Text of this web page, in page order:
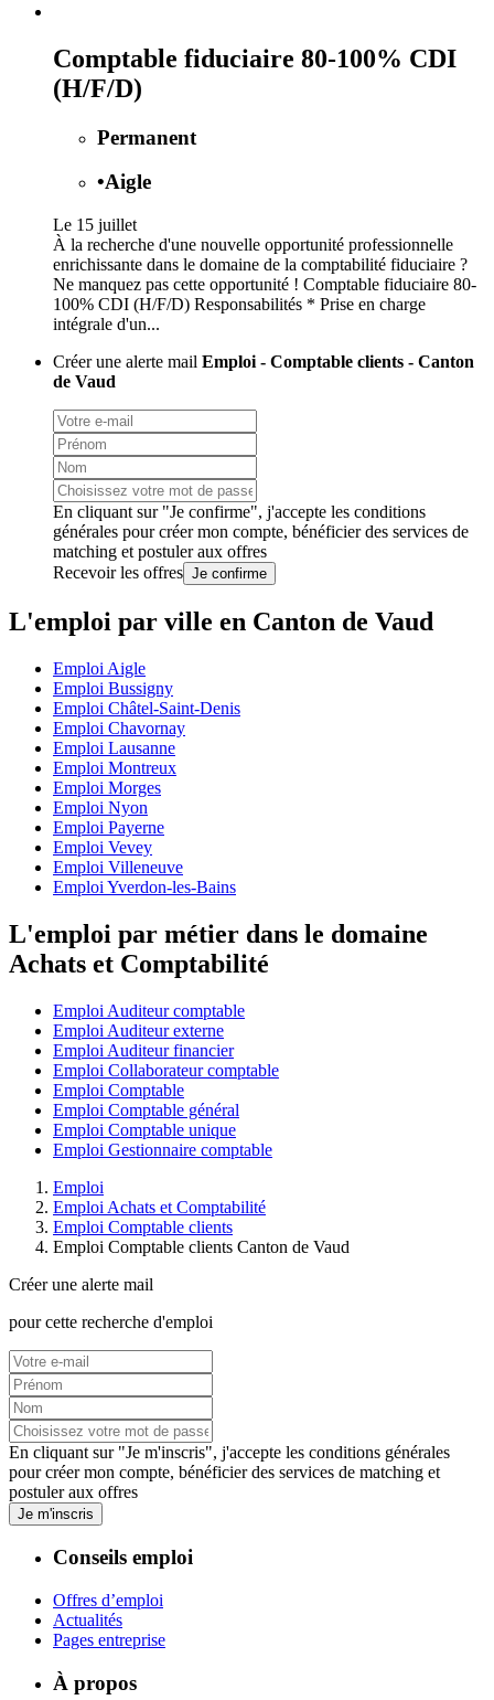
Comptable fiduciaire 80-100% CDI
(H/F/D)
Permanent
•Aigle
Le 15 juillet
À la recherche d'une nouvelle opportunité professionnelle
enrichissante dans le domaine de la comptabilité fiduciaire ?
Ne manquez pas cette opportunité ! Comptable fiduciaire 80-
100% CDI (H/F/D) Responsabilités * Prise en charge
intégrale d'un...
Créer une alerte mail Emploi - Comptable clients - Canton
de Vaud
En cliquant sur "Je confirme", j'accepte les conditions
générales pour créer mon compte, bénéficier des services de
matching et postuler aux offres
Recevoir les offres Je confirme
L'emploi par ville en Canton de Vaud
Emploi Aigle
Emploi Bussigny
Emploi Châtel-Saint-Denis
Emploi Chavornay
Emploi Lausanne
Emploi Montreux
Emploi Morges
Emploi Nyon
Emploi Payerne
Emploi Vevey
Emploi Villeneuve
Emploi Yverdon-les-Bains
L'emploi par métier dans le domaine
Achats et Comptabilité
Emploi Auditeur comptable
Emploi Auditeur externe
Emploi Auditeur financier
Emploi Collaborateur comptable
Emploi Comptable
Emploi Comptable général
Emploi Comptable unique
Emploi Gestionnaire comptable
Emploi
Emploi Achats et Comptabilité
Emploi Comptable clients
Emploi Comptable clients Canton de Vaud
Créer une alerte mail
pour cette recherche d'emploi
En cliquant sur "Je m'inscris", j'accepte les conditions générales
pour créer mon compte, bénéficier des services de matching et
postuler aux offres
Je m'inscris
Conseils emploi
Offres d’emploi
Actualités
Pages entreprise
À propos